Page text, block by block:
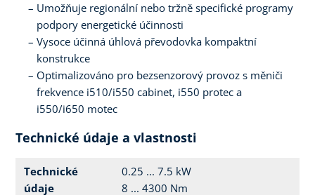
Umožňuje regionální nebo tržně specifické programy
podpory energetické účinnosti
Vysoce účinná úhlová převodovka kompaktní
konstrukce
Optimalizováno pro bezsenzorový provoz s měniči
frekvence i510/i550 cabinet, i550 protec a
i550/i650 motec
Technické údaje a vlastnosti
Technické
údaje
0.25 ... 7.5 kW
8 ... 4300 Nm